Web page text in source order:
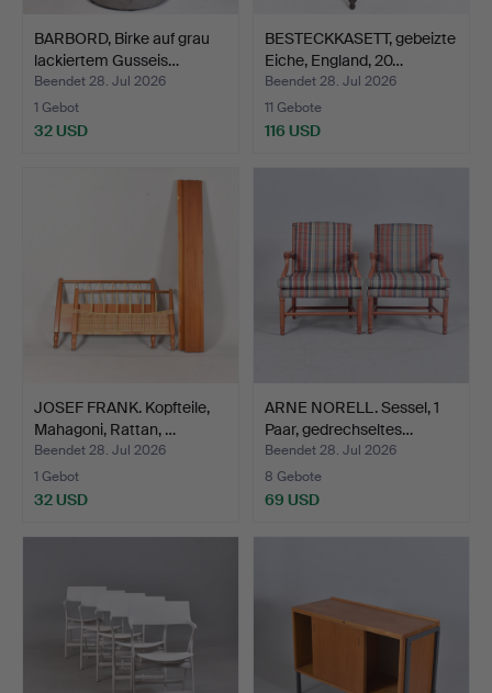
BARBORD, Birke auf grau
lackiertem Gusseis…
Beendet 28. Jul 2026
1 Gebot
32 USD
BESTECKKASETT, gebeizte
Eiche, England, 20…
Beendet 28. Jul 2026
11 Gebote
116 USD
JOSEF FRANK. Kopfteile,
Mahagoni, Rattan, …
Beendet 28. Jul 2026
1 Gebot
32 USD
ARNE NORELL. Sessel, 1
Paar, gedrechseltes…
Beendet 28. Jul 2026
8 Gebote
69 USD